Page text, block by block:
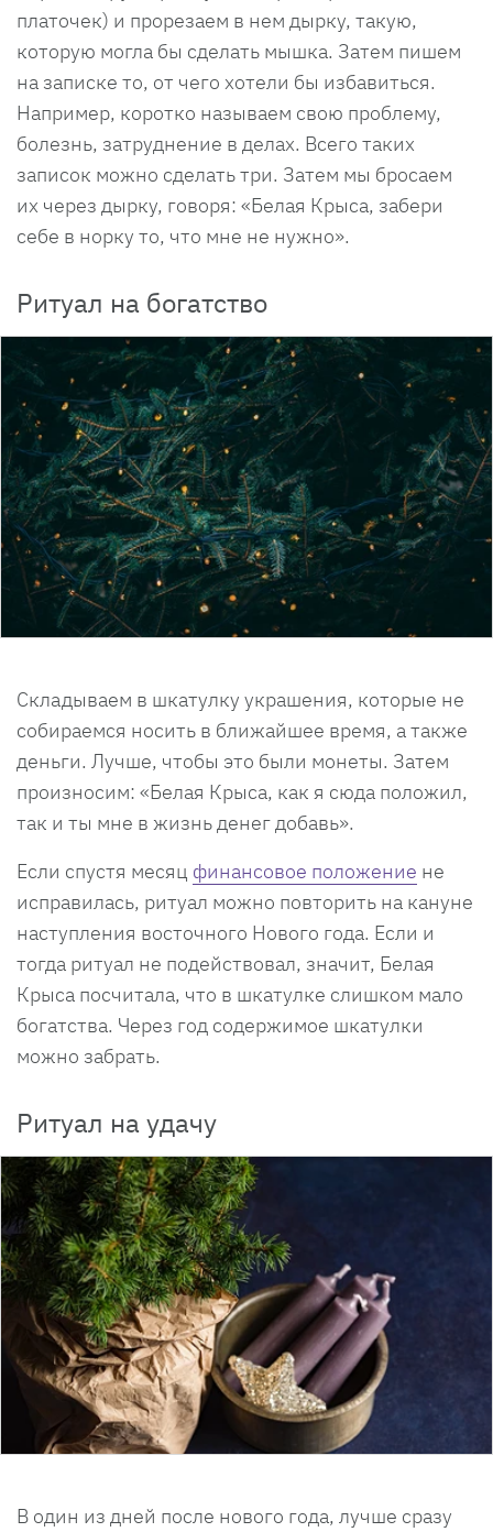
платочек) и прорезаем в нем дырку, такую,
которую могла бы сделать мышка. Затем пишем
на записке то, от чего хотели бы избавиться.
Например, коротко называем свою проблему,
болезнь, затруднение в делах. Всего таких
записок можно сделать три. Затем мы бросаем
их через дырку, говоря: «Белая Крыса, забери
себе в норку то, что мне не нужно».
Ритуал на богатство
Складываем в шкатулку украшения, которые не
собираемся носить в ближайшее время, а также
деньги. Лучше, чтобы это были монеты. Затем
произносим: «Белая Крыса, как я сюда положил,
так и ты мне в жизнь денег добавь».
Если спустя месяц финансовое положение не
исправилась, ритуал можно повторить на кануне
наступления восточного Нового года. Если и
тогда ритуал не подействовал, значит, Белая
Крыса посчитала, что в шкатулке слишком мало
богатства. Через год содержимое шкатулки
можно забрать.
Ритуал на удачу
В один из дней после нового года, лучше сразу